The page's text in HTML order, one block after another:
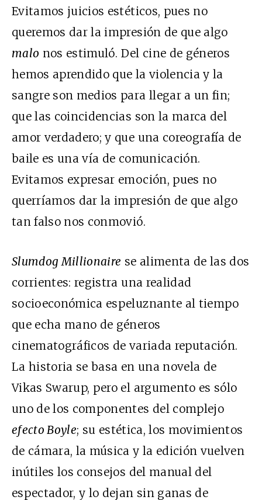
Evitamos juicios estéticos, pues no
queremos dar la impresión de que algo
malo nos estimuló. Del cine de géneros
hemos aprendido que la violencia y la
sangre son medios para llegar a un fin;
que las coincidencias son la marca del
amor verdadero; y que una coreografía de
baile es una vía de comunicación.
Evitamos expresar emoción, pues no
querríamos dar la impresión de que algo
tan falso nos conmovió.
Slumdog Millionaire se alimenta de las dos
corrientes: registra una realidad
socioeconómica espeluznante al tiempo
que echa mano de géneros
cinematográficos de variada reputación.
La historia se basa en una novela de
Vikas Swarup, pero el argumento es sólo
uno de los componentes del complejo
efecto Boyle; su estética, los movimientos
de cámara, la música y la edición vuelven
inútiles los consejos del manual del
espectador, y lo dejan sin ganas de